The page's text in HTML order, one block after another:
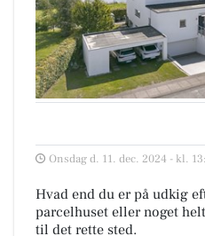
Onsdag d. 11. dec. 2024 - kl.
Hvad end du er på udkig
parcelhuset eller noget
til det rette sted.